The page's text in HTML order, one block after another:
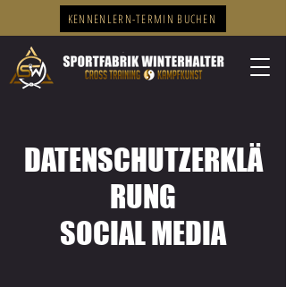
KENNENLERN-TERMIN BUCHEN
DATENSCHUTZERKLÄ
RUNG
SOCIAL MEDIA